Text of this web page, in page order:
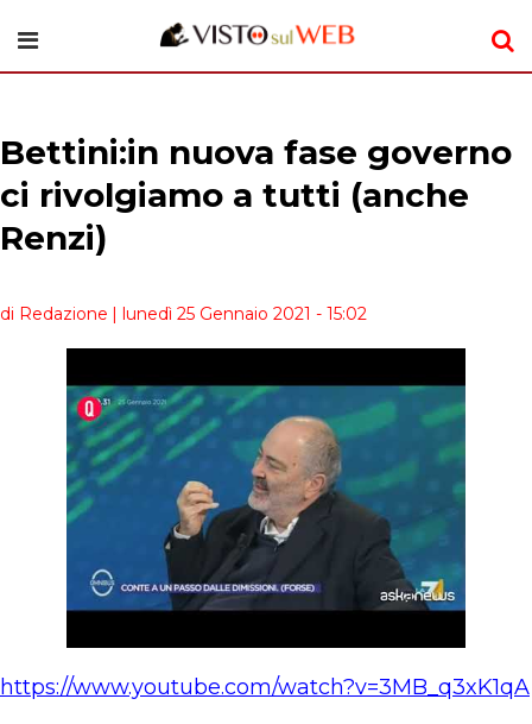
Bettini:in nuova fase governo
ci rivolgiamo a tutti (anche
Renzi)
di Redazione | lunedì 25 Gennaio 2021 - 15:02
https://www.youtube.com/watch?v=3MB_q3xK1qA